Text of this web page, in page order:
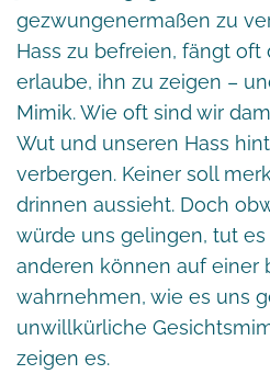
gezwungenermaßen zu
Hass zu befreien, fängt oft
erlaube, ihn zu zeigen –
Mimik. Wie oft sind wir
Wut und unseren Hass
verbergen. Keiner soll
drinnen aussieht. Doch
würde uns gelingen, tut es
anderen können auf einer
wahrnehmen, wie es uns
unwillkürliche
zeigen es.